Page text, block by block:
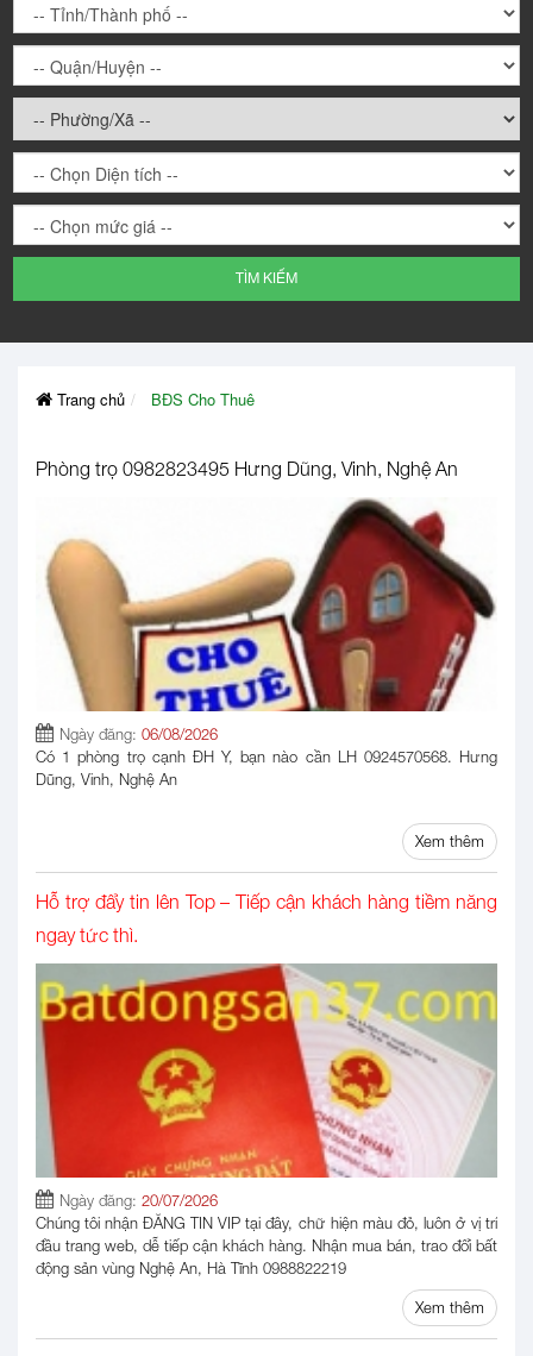
TÌM KIẾM
Trang chủ BĐS Cho Thuê
Phòng trọ 0982823495 Hưng Dũng, Vinh, Nghệ An
Ngày đăng: 06/08/2026
Có 1 phòng trọ cạnh ĐH Y, bạn nào cần LH 0924570568. Hưng
Dũng, Vinh, Nghệ An
Xem thêm
Hỗ trợ đẩy tin lên Top – Tiếp cận khách hàng tiềm năng
ngay tức thì.
Ngày đăng: 20/07/2026
Chúng tôi nhận ĐĂNG TIN VIP tại đây, chữ hiện màu đỏ, luôn ở vị trí
đầu trang web, dễ tiếp cận khách hàng. Nhận mua bán, trao đổi bất
động sản vùng Nghệ An, Hà Tĩnh 0988822219
Xem thêm